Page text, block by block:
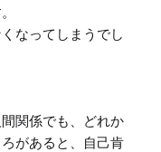
なってしまうでし
関係でも、どれか
があると、自己肯